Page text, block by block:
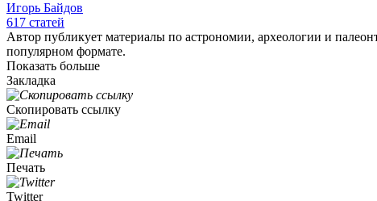
Игорь Байдов
617 статей
Автор публикует материалы по астрономии, археологии и
популярном формате.
Показать больше
Закладка
Скопировать ссылку
Email
Печать
Twitter